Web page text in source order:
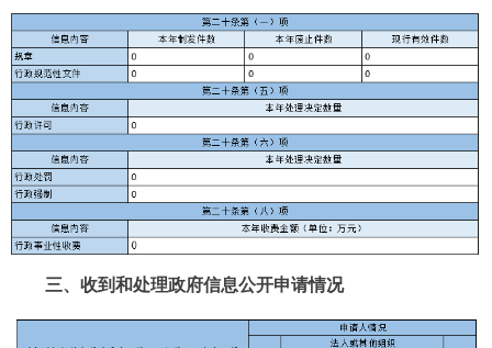
三、收到和处理政府信息公开申请情况